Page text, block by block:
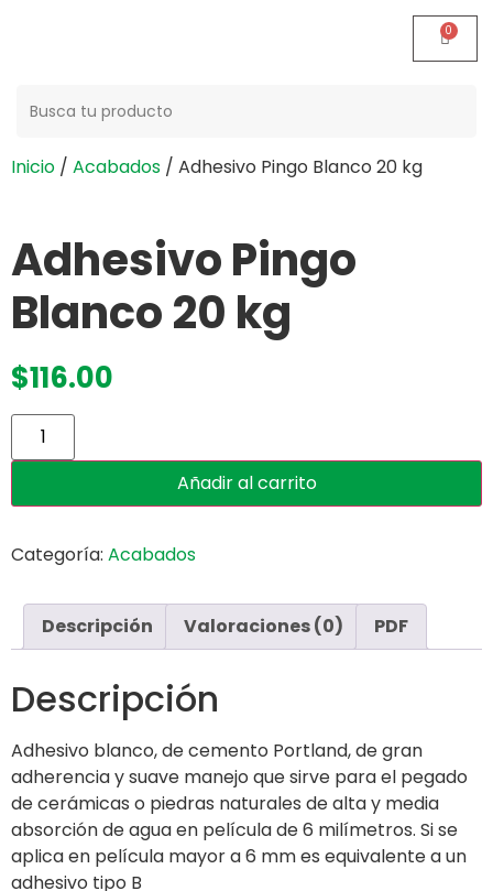
Inicio / Acabados / Adhesivo Pingo Blanco 20 kg
Adhesivo Pingo
Blanco 20 kg
$116.00
Añadir al carrito
Categoría: Acabados
Descripción Valoraciones (0) PDF
Descripción
Adhesivo blanco, de cemento Portland, de gran
adherencia y suave manejo que sirve para el pegado
de cerámicas o piedras naturales de alta y media
absorción de agua en película de 6 milímetros. Si se
aplica en película mayor a 6 mm es equivalente a un
adhesivo tipo B